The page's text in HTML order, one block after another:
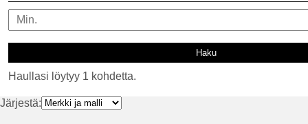
Haullasi löytyy 1 kohdetta.
Järjestä: